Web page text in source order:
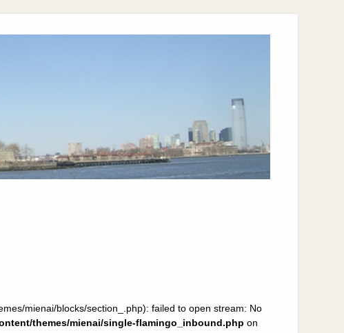
mienai/blocks/section_.php): failed to open stream: No
themes/mienai/single-flamingo_inbound.php on